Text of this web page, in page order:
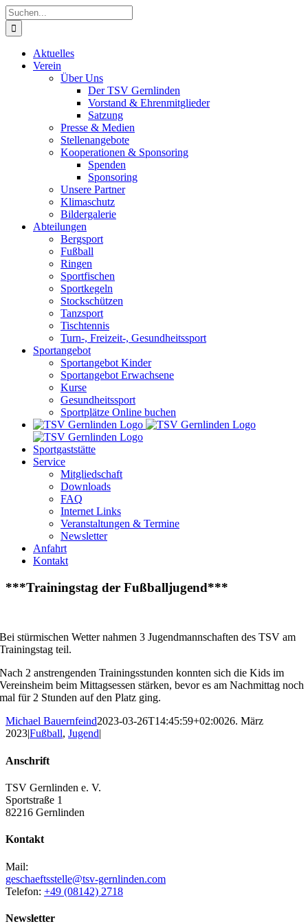
Zum
Inhalt
springen
Suche
nach:
Aktuelles
Verein
Über Uns
Der TSV Gernlinden
Vorstand & Ehrenmitglieder
Satzung
Presse & Medien
Stellenangebote
Kooperationen & Sponsoring
Spenden
Sponsoring
Unsere Partner
Klimaschutz
Bildergalerie
Abteilungen
Bergsport
Fußball
Ringen
Sportfischen
Sportkegeln
Stockschützen
Tanzsport
Tischtennis
Turn-, Freizeit-, Gesundheitssport
Sportangebot
Sportangebot Kinder
Sportangebot Erwachsene
Kurse
Gesundheitssport
Sportplätze Online buchen
Sportgaststätte
Service
Mitgliedschaft
Downloads
FAQ
Internet Links
Veranstaltungen & Termine
Newsletter
Anfahrt
Kontakt
***Trainingstag der Fußballjugend***
Bei stürmischen Wetter nahmen 3 Jugendmannschaften des TSV am
Trainingstag teil.
Nach 2 anstrengenden Trainingsstunden konnten sich die Kids im
Vereinsheim beim Mittagsessen stärken, bevor es am Nachmittag noch
mal für 2 Stunden auf den Platz ging.
Michael Bauernfeind2023-03-26T14:45:59+02:0026. März
2023|Fußball, Jugend|
Anschrift
TSV Gernlinden e. V.
Sportstraße 1
82216 Gernlinden
Kontakt
Mail:
geschaeftsstelle@tsv-gernlinden.com
Telefon: +49 (08142) 2718
Newsletter